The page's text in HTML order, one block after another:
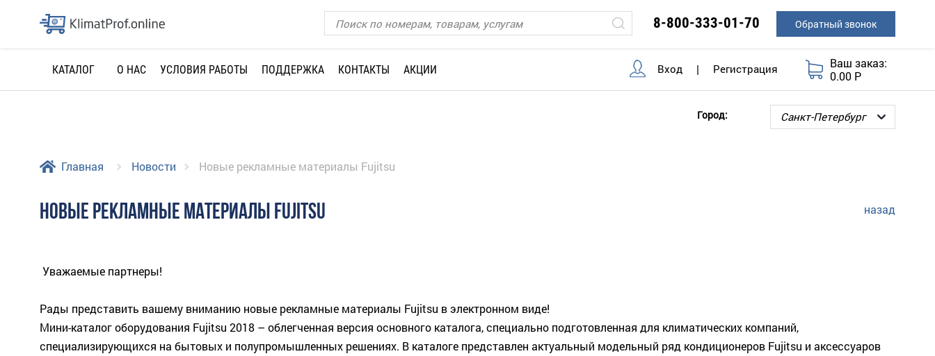
8-800-333-01-70 Обратный звонок
КАТАЛОГ О НАС УСЛОВИЯ РАБОТЫ ПОДДЕРЖКА КОНТАКТЫ АКЦИИ Вход | Регистрация
Ваш заказ:
0.00 Р
Город:
Главная Новости Новые рекламные материалы Fujitsu
НОВЫЕ РЕКЛАМНЫЕ МАТЕРИАЛЫ FUJITSU назад
Уважаемые партнеры!
Рады представить вашему вниманию новые рекламные материалы Fujitsu в электронном виде!
Мини-каталог оборудования Fujitsu 2018 – облегченная версия основного каталога, специально подготовленная для климатических компаний,
специализирующихся на бытовых и полупромышленных решениях. В каталоге представлен актуальный модельный ряд кондиционеров Fujitsu и аксессуаров